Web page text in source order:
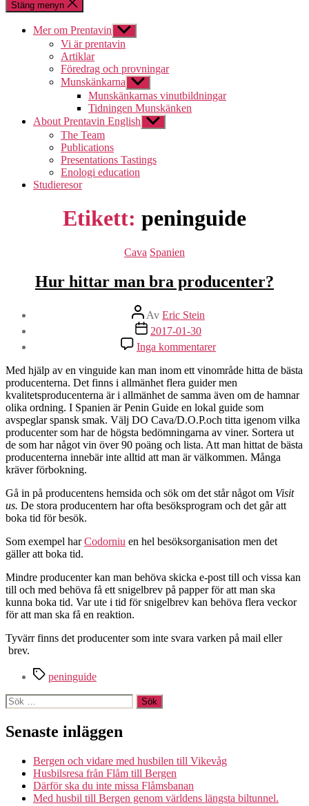
Stäng menyn
Mer om Prentavin Visa
undermeny
Vi är prentavin
Artiklar
Föredrag och provningar
Munskänkarna Visa
undermeny
Munskänkarnas vinutbildningar
Tidningen Munskänken
About Prentavin English Visa
undermeny
The Team
Publications
Presentations Tastings
Enologi education
Studieresor
Etikett: peninguide
Kategorier
Cava Spanien
Hur hittar man bra producenter?
Inläggsförfattare
Av Eric Stein
Inläggsdatum
2017-01-30
Inga kommentarertill
Hur
hittar
man
bra
producenter?
Med hjälp av en vinguide kan man inom ett vinområde hitta de bästa
producenterna. Det finns i allmänhet flera guider men
kvalitetsproducenterna är i allmänhet de samma även om de hamnar
olika ordning. I Spanien är Penin Guide en lokal guide som
avspeglar spansk smak. Välj DO Cava/D.O.P.och titta igenom vilka
producenter som har de högsta bedömningarna av viner. Sortera ut
de som har något vin över 90 poäng och lista. Att man hittat de bästa
producenterna innebär inte alltid att man är välkommen. Många
kräver förbokning.
Gå in på producentens hemsida och sök om det står något om Visit
us. De stora producentern har ofta besöksprogram och det går att
boka tid för besök.
Som exempel harCodorniu en hel besöksorganisation men det
gäller att boka tid.
Mindre producenter kan man behöva skicka e-post till och vissa kan
till och med behöva få ett snigelbrev på papper för att man ska
kunna boka tid. Var ute i tid för snigelbrev kan behöva flera veckor
för att man ska få en reaktion.
Tyvärr finns det producenter som inte svara varken på mail eller
brev.
Etiketter
peninguide
Sök
efter:
Senaste inläggen
Bergen och vidare med husbilen till Vikevåg
Husbilsresa från Flåm till Bergen
Därför ska du inte missa Flåmsbanan
Med husbil till Bergen genom världens längsta biltunnel.